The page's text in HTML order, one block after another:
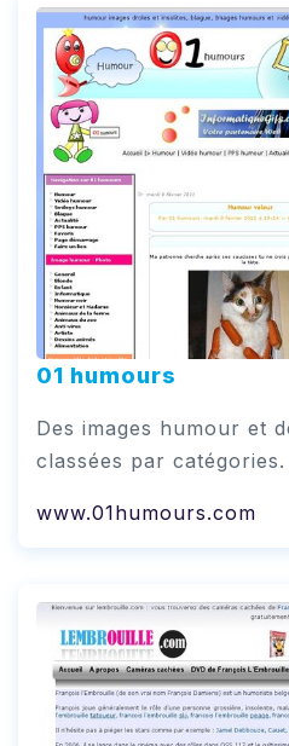
01 humours
Des images humour et
classées par catégories.
www.01humours.com